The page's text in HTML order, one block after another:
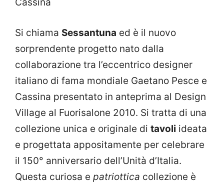
Si chiama Sessantuna ed è il nuovo
sorprendente progetto nato dalla
collaborazione tra l’eccentrico designer
italiano di fama mondiale Gaetano Pesce e
Cassina presentato in anteprima al Design
Village al Fuorisalone 2010. Si tratta di una
collezione unica e originale di tavoli ideata
e progettata appositamente per celebrare
il 150° anniversario dell’Unità d’Italia.
Questa curiosa e patriottica collezione è